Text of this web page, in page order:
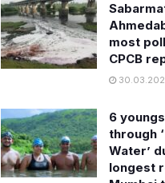
most
CPCB
6
through
Water’
longest